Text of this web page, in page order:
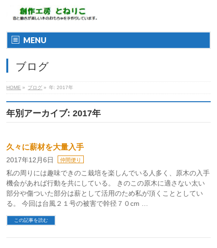
MENU
ブログ
HOME » ブログ » 年: 2017年
年別アーカイブ: 2017年
久々に薪材を大量入手
2017年12月6日 仲間便り
私の周りには趣味できのこ栽培を楽しんでいる人多く、原木の入手
機会があれば行動を共にしている。 きのこの原木に適さない太い
部分や傷ついた部分は薪として活用のため私が頂くこととしてい
る。 今回は台風２１号の被害で幹径７０cm …
この記事を読む